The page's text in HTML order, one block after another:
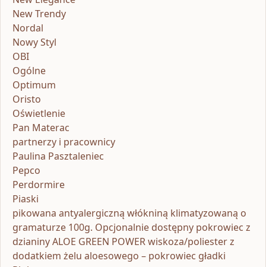
New Trendy
Nordal
Nowy Styl
OBI
Ogólne
Optimum
Oristo
Oświetlenie
Pan Materac
partnerzy i pracownicy
Paulina Pasztaleniec
Pepco
Perdormire
Piaski
pikowana antyalergiczną włókniną klimatyzowaną o
gramaturze 100g. Opcjonalnie dostępny pokrowiec z
dzianiny ALOE GREEN POWER wiskoza/poliester z
dodatkiem żelu aloesowego – pokrowiec gładki